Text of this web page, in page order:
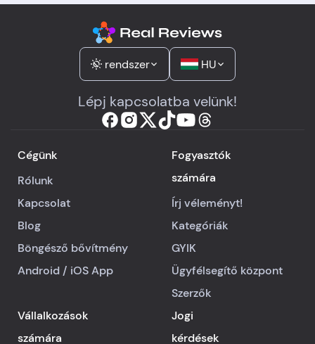
rendszer HU
Lépj kapcsolatba velünk!
Cégünk
Rólunk
Kapcsolat
Blog
Böngésző bővítmény
Android/ iOSApp
Fogyasztók
számára
Írj véleményt!
Kategóriák
GYIK
Ügyfélsegítő központ
Szerzők
Vállalkozások
számára
Jogi
kérdések